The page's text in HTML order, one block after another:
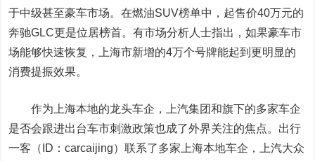
于中级甚至豪车市场。在燃油SUV榜单中，起售价40万元的
奔驰GLC更是位居榜首。有市场分析人士指出，如果豪车市
场能够快速恢复，上海市新增的4万个号牌能起到更明显的
消费提振效果。
作为上海本地的龙头车企， 上汽集团和旗下的多家车企
是否会跟进出台车市刺激政策也成了外界关注的焦点。 出行
一客（ID：carcaijing）联系了多家上海本地车企，上汽大众